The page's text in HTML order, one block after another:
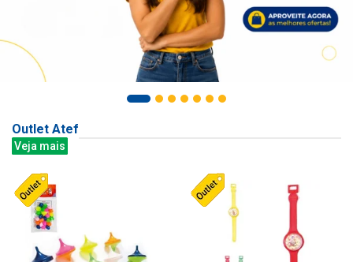
Outlet Atef
Veja mais